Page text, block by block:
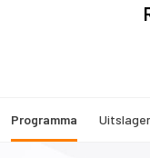
Programma